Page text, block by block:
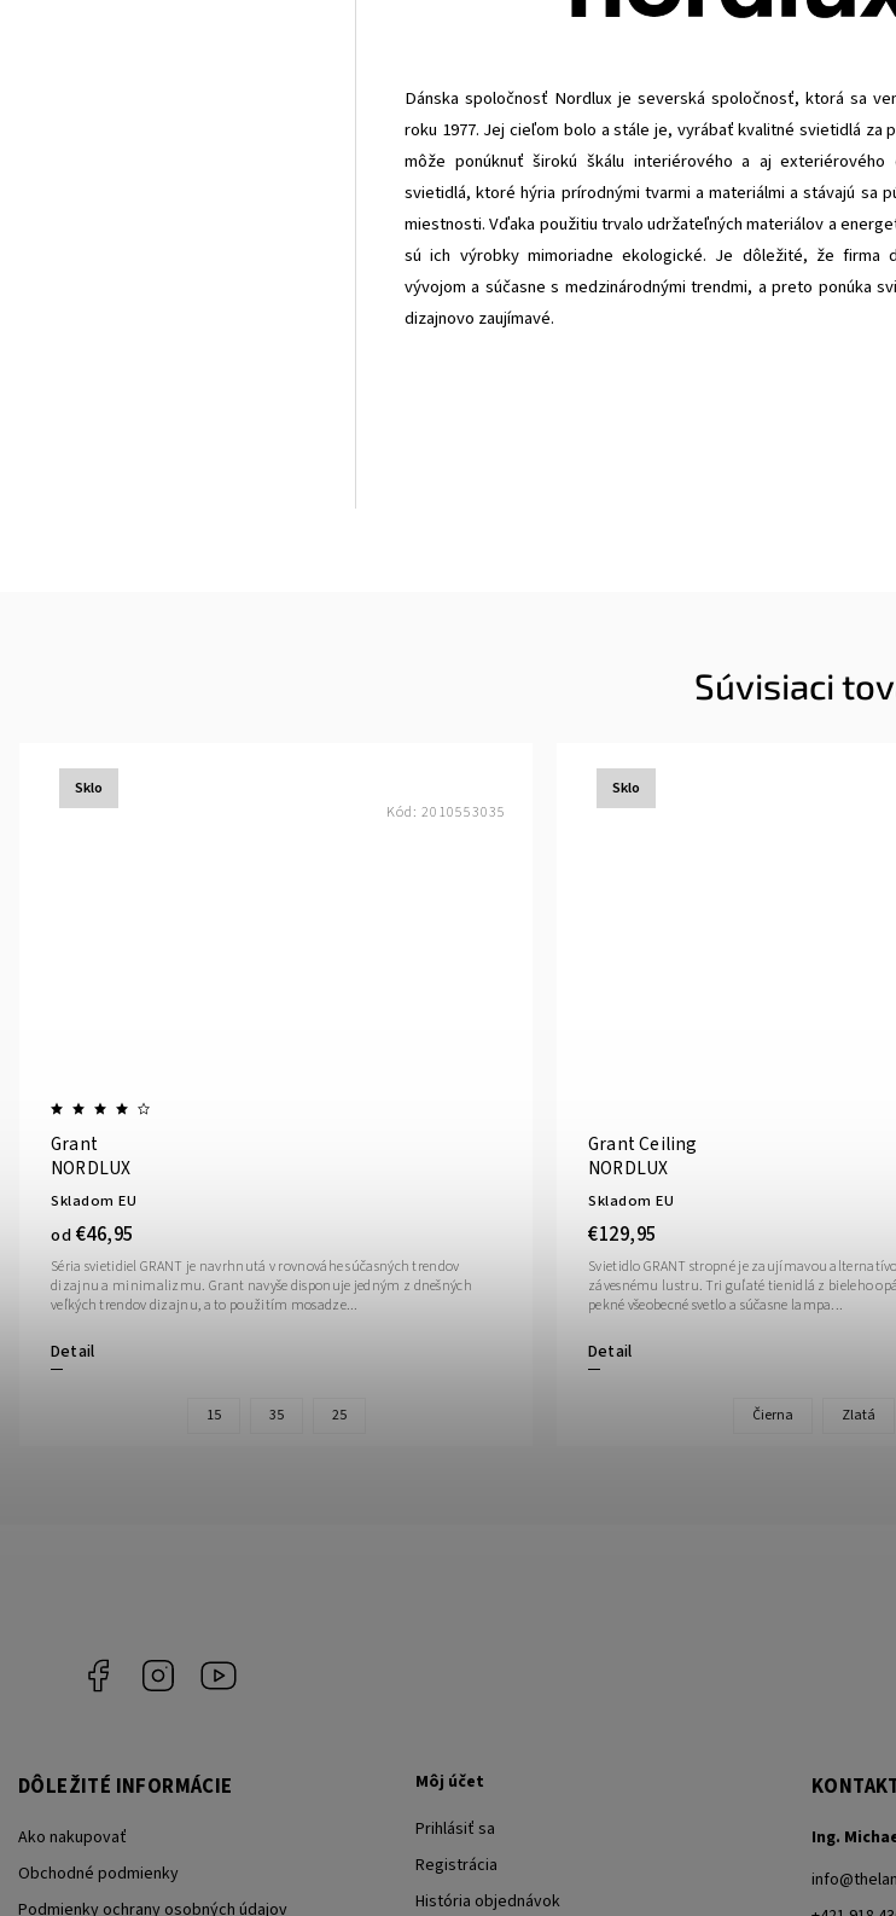
Dánska spoločnosť Nordlux je severská spoločnosť, ktorá sa
roku 1977. Jej cieľom bolo a stále je, vyrábať kvalitné svietidlá za
môže ponúknuť širokú škálu interiérového a aj exteriérového
svietidlá, ktoré hýria prírodnými tvarmi a materiálmi a stávajú sa
miestnosti. Vďaka použitiu trvalo udržateľných materiálov a
sú ich výrobky mimoriadne ekologické. Je dôležité, že firma
vývojom a súčasne s medzinárodnými trendmi, a preto ponúka
dizajnovo zaujímavé.
Súvisiaci
Sklo
Grant
NORDLUX
Skladom EU
od €46,95
Detail
Séria svietidiel GRANT je navrhnutá v rovnováhe súčasných trendov
dizajnu a minimalizmu. Grant navyše disponuje jedným z dnešných
veľkých trendov dizajnu, a to použitím mosadze...
15 35 25
Kód: 2010553035
Sklo
Grant Ceiling
NORDLUX
Skladom EU
€129,95
Detail
Svietidlo GRANT stropné je zaujímavou
závesnému lustru. Tri guľaté tienidlá z bieleho
pekné všeobecné svetlo a súčasne lampa...
Čierna Zlatá
Facebook Instagram
DÔLEŽITÉ INFORMÁCIE
Ako nakupovať
Obchodné podmienky
Podmienky ochrany osobných údajov
Môj účet
Prihlásiť sa
Registrácia
História objednávok
Ing.
info@